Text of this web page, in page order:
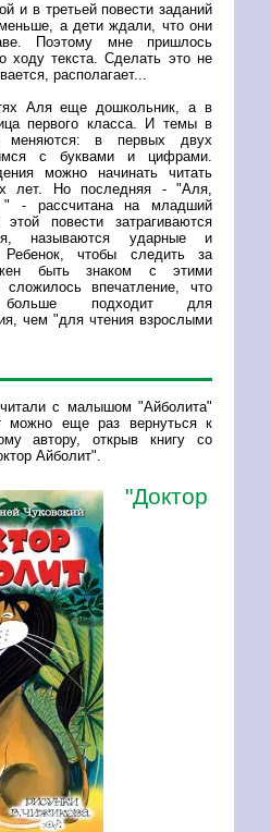
и в третьей повести заданий
а дети ждали, что они
Поэтому мне пришлось
ходу текста. Сделать это не
располагает...
Аля еще дошкольник, а в
первого класса. И темы в
меняются: в первых двух
с буквами и цифрами.
можно начинать читать
лет. Но последняя - "Аля,
" - рассчитана на младший
повести затрагиваются
называются ударные и
Ребенок, чтобы следить за
быть знаком с этими
впечатление, что
подходит для
чем "для чтения взрослыми
с малышом "Айболита"
можно еще раз вернуться к
автору, открыв книгу со
Айболит".
"Доктор